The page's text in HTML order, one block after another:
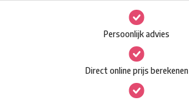
Waar ben je naar op zoek?
Deze
optie
kan
gekozen
worden
op
Persoonlijk advies
Direct online prijs berekenen